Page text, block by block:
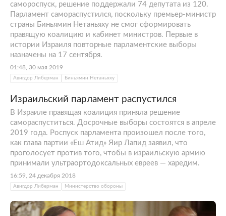
самороспуск, решение поддержали 74 депутата из 120.
Парламент самораспустился, поскольку премьер-министр
страны Биньямин Нетаньяху не смог сформировать
правящую коалицию и кабинет министров. Первые в
истории Израиля повторные парламентские выборы
назначены на 17 сентября.
01:48, 30 мая 2019
Авигдор Либерман Биньямин Нетаньяху
Израильский парламент распустился
В Израиле правящая коалиция приняла решение
самораспуститься. Досрочные выборы состоятся в апреле
2019 года. Роспуск парламента произошел после того,
как глава партии «Еш Атид» Яир Лапид заявил, что
проголосует против того, чтобы в израильскую армию
принимали ультраортодоксальных евреев — харедим.
16:59, 24 декабря 2018
Авигдор Либерман Министерство обороны